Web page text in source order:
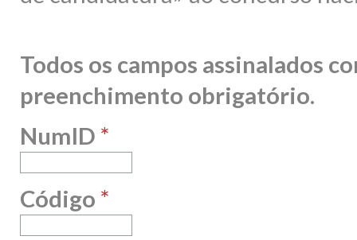
Todos os campos assinalados
preenchimento obrigatório.
NumID *
Código *